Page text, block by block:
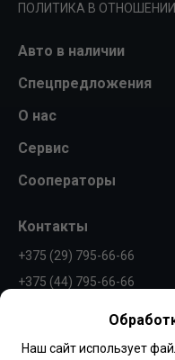
ПОЛИТИКА В ОТНОШЕНИИ
Авто в наличии
Спецпредложения
О нас
Сервис
Сооператоры
Контакты
+375 (29) 795-66-66
+375 (44) 795-66-66
Наш сайт использует